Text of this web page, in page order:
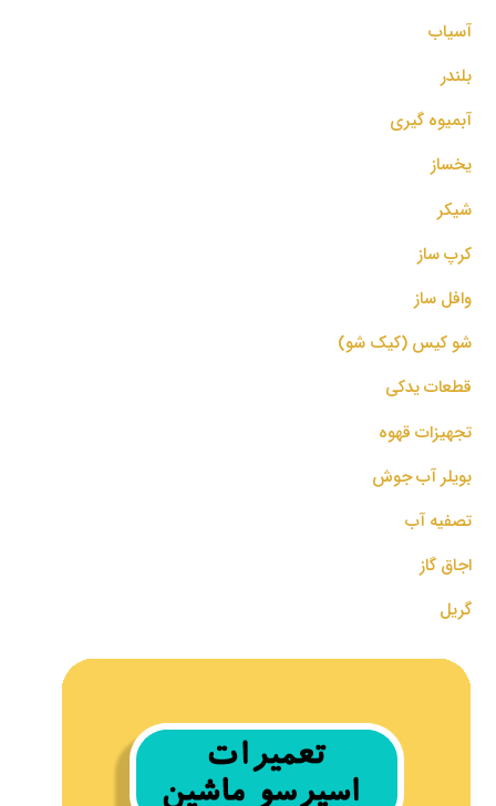
آسیاب
بلندر
آبمیوه گیری
یخساز
شیکر
کرپ ساز
وافل ساز
شو کیس (کیک شو)
قطعات یدکی
تجهیزات قهوه
بویلر آب جوش
تصفیه آب
اجاق گاز
گریل